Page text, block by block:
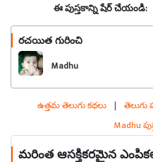
ఈ పుస్తకాన్ని షేర్ చేయండి:
రచయిత గురించి
Madhu
ఉత్తమ తెలుగు కథలు | తెలుగు
Madhu
మరింత ఆసక్తికరమైన